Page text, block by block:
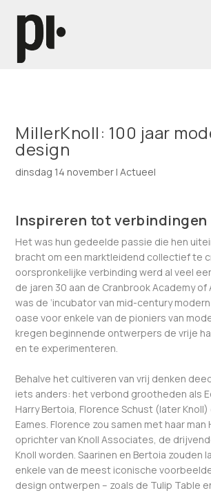
MillerKnoll: 100 jaar
design
dinsdag 14 november |Actueel
Inspireren tot verbindingen
Het was hun gedeelde passie die hen
bracht om een marktleidend collectief te
oorspronkelijke verbinding werd al veel
de jaren 30 aan de Cranbrook Academy of
was de ‘incubator van mid-century modern
oase voor enkele van de pioniers van
kregen beginnende ontwerpers de vrije
en te experimenteren.
Behalve het cultiveren van vrij denken
iets anders: het verbond grootheden als
Harry Bertoia, Florence Schust (later Knoll)
Eames. Florence zou samen met haar man
oprichter van Knoll Associates, de
Knoll worden. Saarinen en Bertoia zouden
enkele van de meest iconische
design ontwerpen – zoals de Tulip Table